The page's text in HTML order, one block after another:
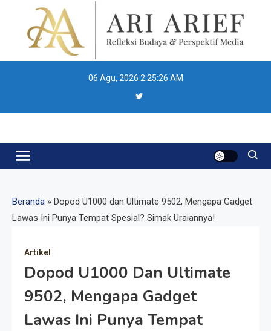
content
06 Agu, 2026 2:25:27 AM
Ari Arief
Beranda » Dopod U1000 dan Ultimate 9502, Mengapa Gadget
Lawas Ini Punya Tempat Spesial? Simak Uraiannya!
Artikel
Dopod U1000 Dan Ultimate
9502, Mengapa Gadget
Lawas Ini Punya Tempat